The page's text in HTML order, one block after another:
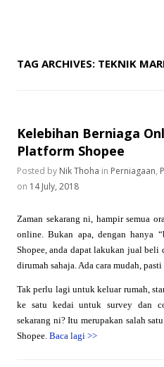
TAG ARCHIVES: TEKNIK
Kelebihan Berniaga
Platform Shopee
Posted by Nik Thoha in Perniagaan,
on 14 July, 2018
Zaman sekarang ni, hampir semua
online. Bukan apa, dengan hanya
Shopee, anda dapat lakukan jual
dirumah sahaja. Ada cara mudah,
Tak perlu lagi untuk keluar rumah,
ke satu kedai untuk survey dan
sekarang ni? Itu merupakan salah
Shopee. Baca lagi >>